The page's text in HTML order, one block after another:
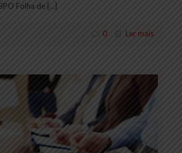
Folha de […]
0 Ler mais